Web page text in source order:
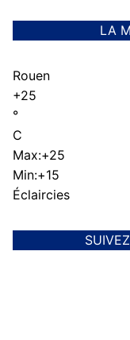
LA
Rouen
+25
°
C
Max:+25
Min:+15
Éclaircies